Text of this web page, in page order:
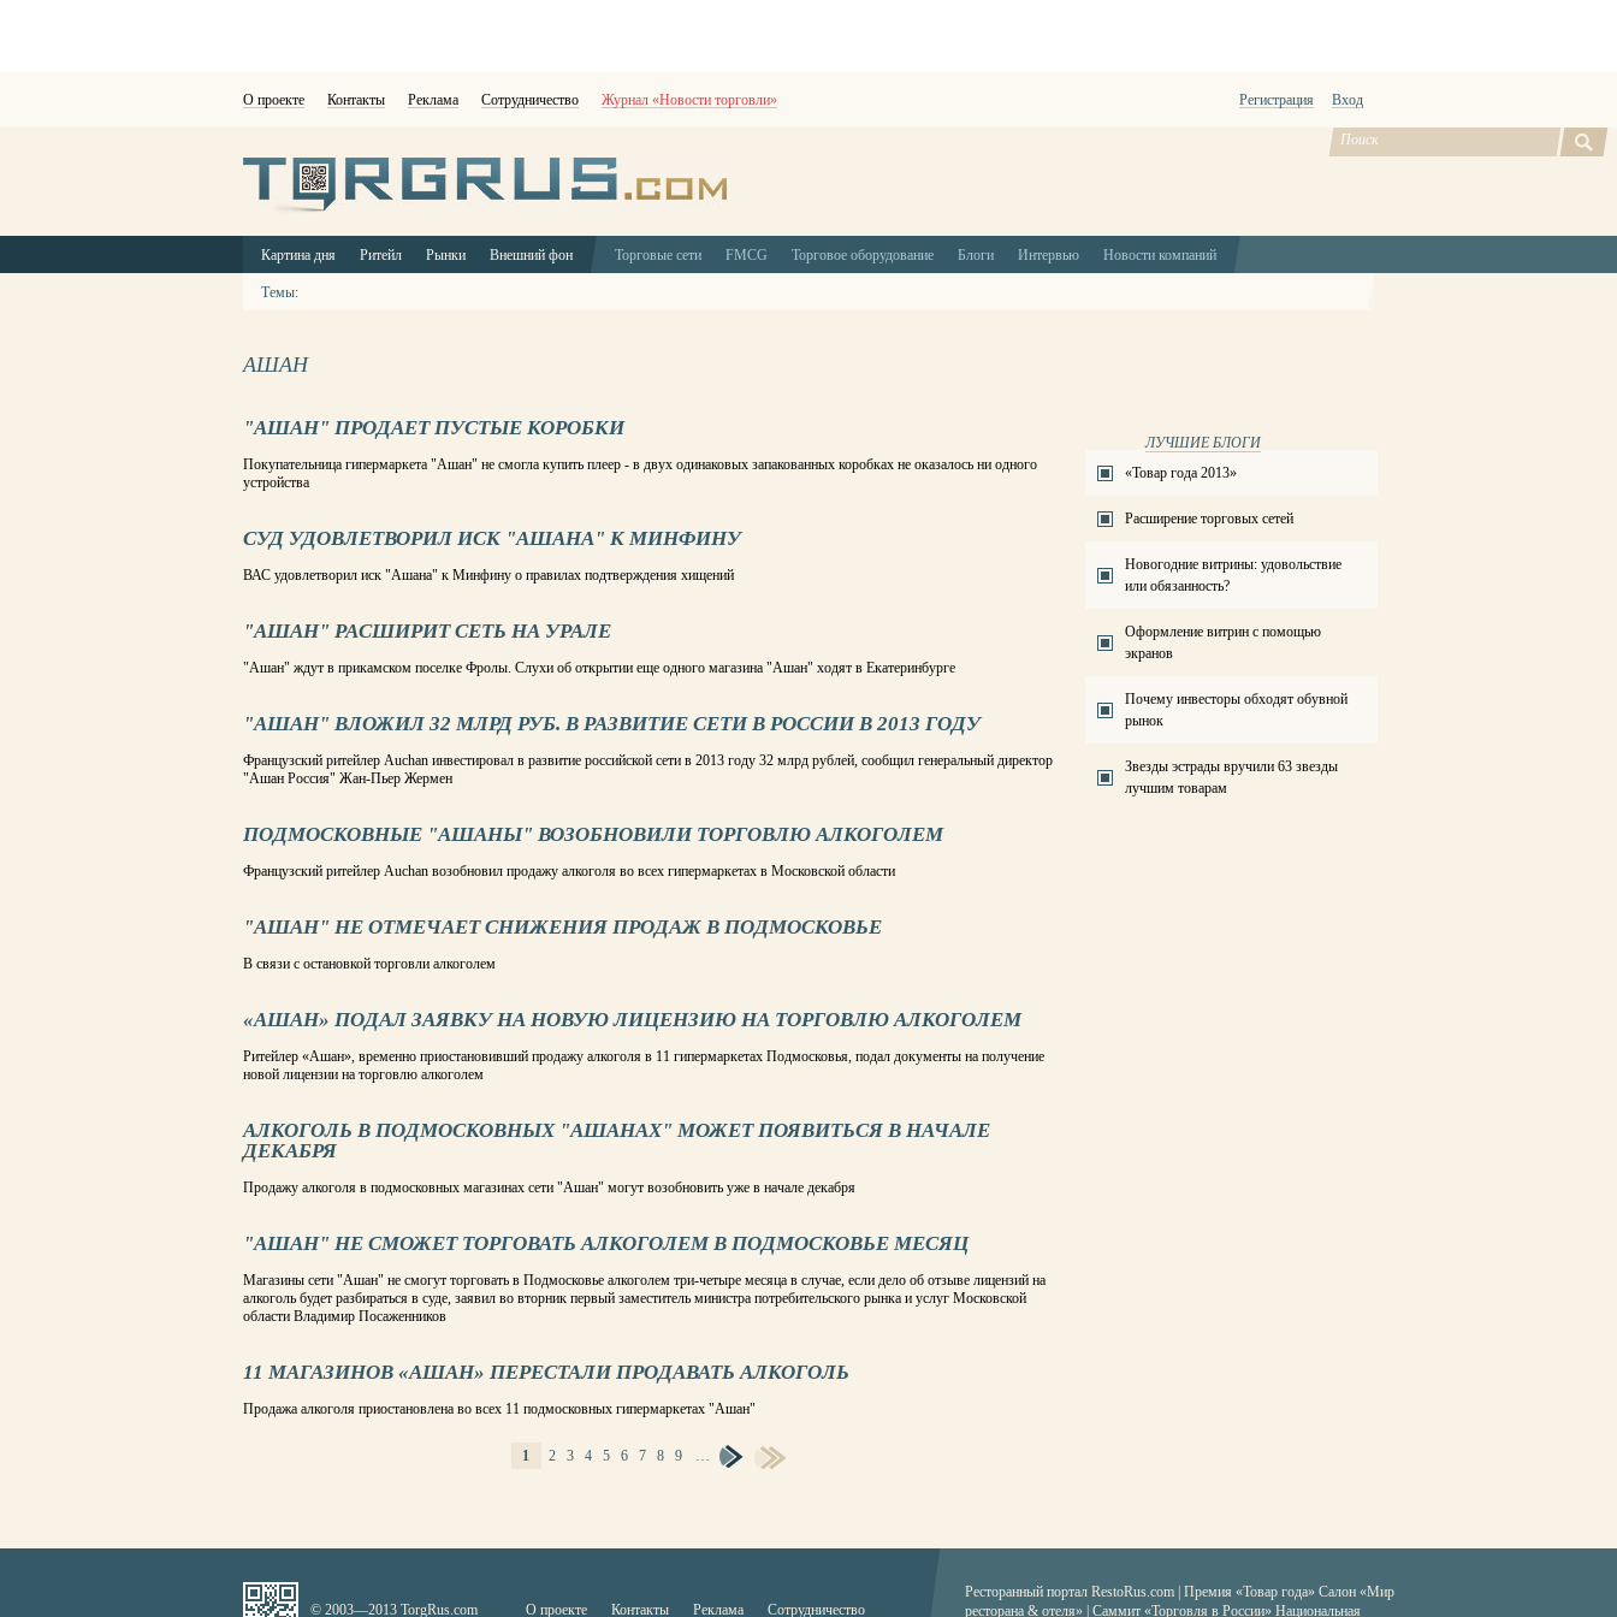
О проекте Контакты Реклама Сотрудничество Журнал «Новости торговли» Регистрация Вход
Картина дня Ритейл Рынки Внешний фон Торговые сети FMCG Торговое оборудование Блоги Интервью Новости компаний
Темы:
АШАН
"АШАН" ПРОДАЕТ ПУСТЫЕ КОРОБКИ
Покупательница гипермаркета "Ашан" не смогла купить плеер - в двух одинаковых запакованных коробках не оказалось ни одного
устройства
СУД УДОВЛЕТВОРИЛ ИСК "АШАНА" К МИНФИНУ
ВАС удовлетворил иск "Ашана" к Минфину о правилах подтверждения хищений
"АШАН" РАСШИРИТ СЕТЬ НА УРАЛЕ
"Ашан" ждут в прикамском поселке Фролы. Слухи об открытии еще одного магазина "Ашан" ходят в Екатеринбурге
"АШАН" ВЛОЖИЛ 32 МЛРД РУБ. В РАЗВИТИЕ СЕТИ В РОССИИ В 2013 ГОДУ
Французский ритейлер Auchan инвестировал в развитие российской сети в 2013 году 32 млрд рублей, сообщил генеральный директор
"Ашан Россия" Жан-Пьер Жермен
ПОДМОСКОВНЫЕ "АШАНЫ" ВОЗОБНОВИЛИ ТОРГОВЛЮ АЛКОГОЛЕМ
Французский ритейлер Auchan возобновил продажу алкоголя во всех гипермаркетах в Московской области
"АШАН" НЕ ОТМЕЧАЕТ СНИЖЕНИЯ ПРОДАЖ В ПОДМОСКОВЬЕ
В связи с остановкой торговли алкоголем
«АШАН» ПОДАЛ ЗАЯВКУ НА НОВУЮ ЛИЦЕНЗИЮ НА ТОРГОВЛЮ АЛКОГОЛЕМ
Ритейлер «Ашан», временно приостановивший продажу алкоголя в 11 гипермаркетах Подмосковья, подал документы на получение
новой лицензии на торговлю алкоголем
АЛКОГОЛЬ В ПОДМОСКОВНЫХ "АШАНАХ" МОЖЕТ ПОЯВИТЬСЯ В НАЧАЛЕ
ДЕКАБРЯ
Продажу алкоголя в подмосковных магазинах сети "Ашан" могут возобновить уже в начале декабря
"АШАН" НЕ СМОЖЕТ ТОРГОВАТЬ АЛКОГОЛЕМ В ПОДМОСКОВЬЕ МЕСЯЦ
Магазины сети "Ашан" не смогут торговать в Подмосковье алкоголем три-четыре месяца в случае, если дело об отзыве лицензий на
алкоголь будет разбираться в суде, заявил во вторник первый заместитель министра потребительского рынка и услуг Московской
области Владимир Посаженников
11 МАГАЗИНОВ «АШАН» ПЕРЕСТАЛИ ПРОДАВАТЬ АЛКОГОЛЬ
Продажа алкоголя приостановлена во всех 11 подмосковных гипермаркетах "Ашан"
1 2 3 4 5 6 7 8 9 …
ЛУЧШИЕ БЛОГИ
«Товар года 2013»
Расширение торговых сетей
Новогодние витрины: удовольствие
или обязанность?
Оформление витрин с помощью
экранов
Почему инвесторы обходят обувной
рынок
Звезды эстрады вручили 63 звезды
лучшим товарам
© 2003—2013 TorgRus.com О проекте Контакты Реклама Сотрудничество
Ресторанный портал RestoRus.com Премия «Товар года» Салон «Мир
ресторана & отеля» | Саммит «Торговля в России» Национальная